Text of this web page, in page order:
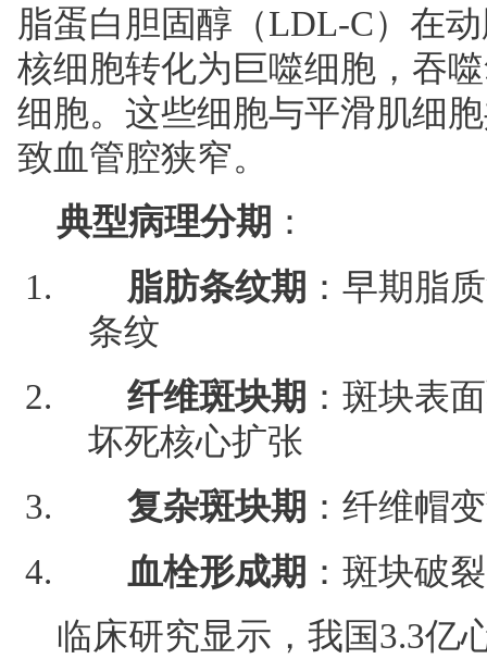
脂蛋白胆固醇（LDL-C）在
核细胞转化为巨噬细胞，吞
细胞。这些细胞与平滑肌细
致血管腔狭窄。
典型病理分期 ：
脂肪条纹期 ：早期脂
条纹
纤维斑块期 ：斑块表
坏死核心扩张
复杂斑块期 ：纤维帽
血栓形成期 ：斑块破
临床研究显示，我国3.3亿